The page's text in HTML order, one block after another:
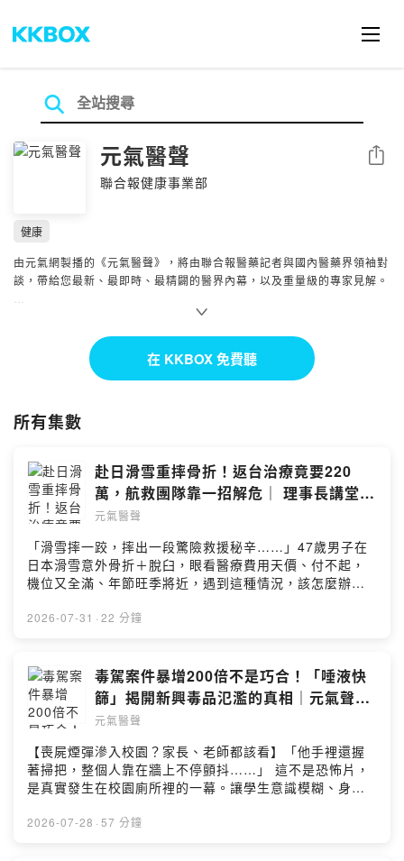
元氣醫聲
聯合報健康事業部
分享
健康
由元氣網製播的《元氣醫聲》，將由聯合報醫藥記者與國內醫藥界領袖對
談，帶給您最新、最即時、最精闢的醫界內幕，以及重量級的專家見解。
https://health.udn.com/health/cate/122416
在 KKBOX 免費聽
所有集數
赴日滑雪重摔骨折！返台治療竟要220
萬，航救團隊靠一招解危｜ 理事長講堂
EP61
元氣醫聲
「滑雪摔一跤，摔出一段驚險救援秘辛……」47歲男子在
日本滑雪意外骨折＋脫臼，眼看醫療費用天價、付不起，
機位又全滿、年節旺季將近，遇到這種情況，該怎麼辦
療救援中心團隊出動後，竟然靠著一個「意想不到的神
是怎麼「喬」出來的？🔍 海外就醫最容易踩雷、事後理賠
卡關的關鍵細節又是什麼？答案通通都在《元氣醫聲》
Podcast裡本集來賓：盧立華／童綜合醫院航空醫療救援中
心執行長本集重點（02：55）原來出國旅遊選保險，保障
差異那麼大！（05：20）在日本滑雪跌倒、脫臼，該怎麼
辦？（09：45）在新疆，騎腳踏車竟遇到這種事…（14：
45）醫院來整合國際醫療資源，有許多優勢（20：50）出
國就醫除了保存單據，「這件事」也是重點點擊連結：加
入會員，支持節目： https://health-udn.firstory.io/join留
2026-07-31 · 22 分鐘
毒駕案件暴增200倍不是巧合！「唾液快
篩」揭開新興毒品氾濫的真相｜元氣聲活
EP49
元氣醫聲
【喪屍煙彈滲入校園？家長、老師都該看】「他手裡還握
著掃把，整個人靠在牆上不停顫抖……」 這不是恐怖片，
是真實發生在校園廁所裡的一幕。讓學生意識模糊、身體
托咪酯（俗稱「喪屍煙彈」」一支偽裝成電子煙的煙彈，
2026-07-28 · 57 分鐘